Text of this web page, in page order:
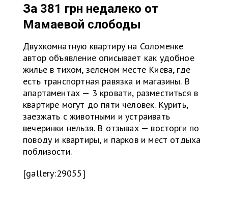
За 381 грн недалеко от
Мамаевой слободы
Двухкомнатную квартиру на Соломенке
автор объявление описывает как удобное
жилье в тихом, зеленом месте Киева, где
есть транспортная равязка и магазины. В
апартаментах — 3 кровати, разместиться в
квартире могут до пяти человек. Курить,
заезжать с животными и устраивать
вечеринки нельзя. В отзывах — восторги по
поводу и квартиры, и парков и мест отдыха
поблизости.
[gallery:29055]